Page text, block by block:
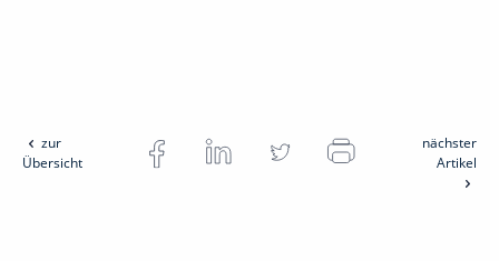
zur
Übersicht
nächster
Artikel